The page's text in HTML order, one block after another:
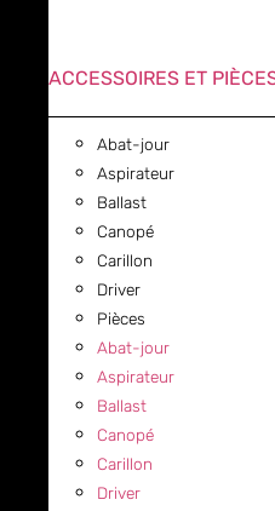
ACCESSOIRES ET
Abat-jour
Aspirateur
Ballast
Canopé
Carillon
Driver
Pièces
Abat-jour
Aspirateur
Ballast
Canopé
Carillon
Driver